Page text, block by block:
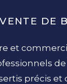
DE
et
précis et